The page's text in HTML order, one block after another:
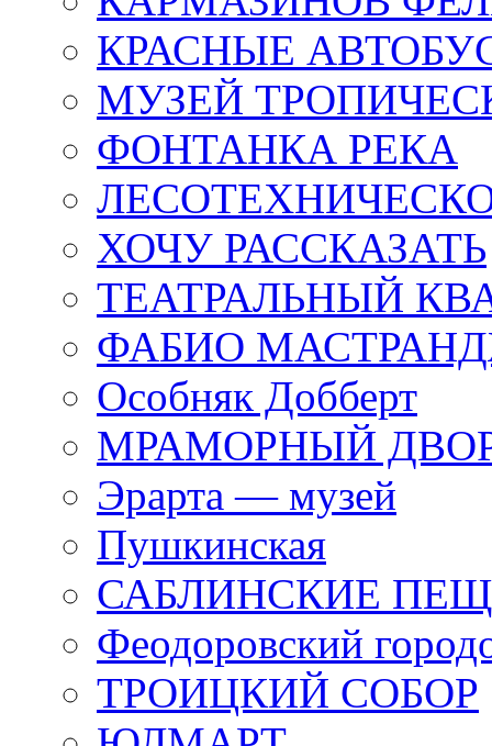
КРАСНЫЕ
МУЗЕЙ
ФОНТАНКА РЕКА
ХОЧУ РАССКАЗАТЬ
ТЕАТРАЛЬНЫЙ
ФАБИО
Особняк Добберт
МРАМОРНЫЙ
Эрарта — музей
Пушкинская
САБЛИНСКИЕ
Феодоровский
ТРОИЦКИЙ СОБОР